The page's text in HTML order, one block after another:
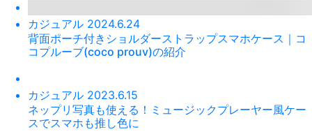
カジュアル 2024.6.24
背面ポーチ付きショルダーストラップスマホケース｜コ
コプルーブ(coco prouv)の紹介
カジュアル 2023.6.15
ネップリ写真も使える！ミュージックプレーヤー風ケー
スでスマホも推し色に